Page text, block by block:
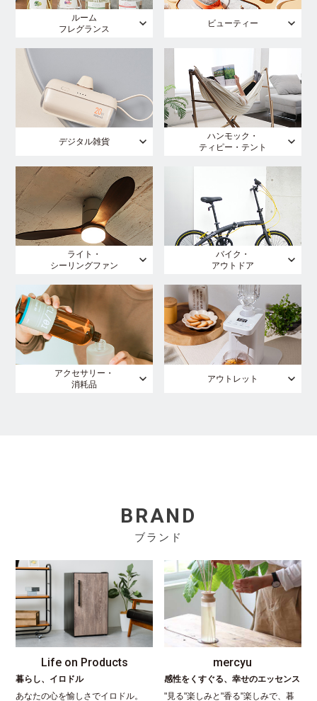
ルーム
フレグランス
ビューティー
デジタル雑貨
ハンモック・
ティピー・テント
ライト・
シーリングファン
バイク・
アウトドア
アクセサリー・
消耗品
アウトレット
BRAND
ブランド
Life on Products
暮らし、イロドル
あなたの心を愉しさでイロドル。
mercyu
感性をくすぐる、幸せのエッセンス
"見る"楽しみと"香る"楽しみで、暮